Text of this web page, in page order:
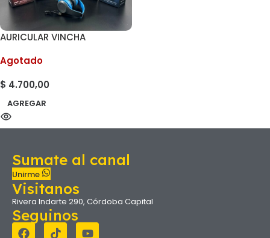
AURICULAR VINCHA
SURTIDOS
Agotado
$ 4.700,00
AGREGAR
Sumate al canal
Unirme
Visitanos
Rivera Indarte 290, Córdoba Capital
Seguinos